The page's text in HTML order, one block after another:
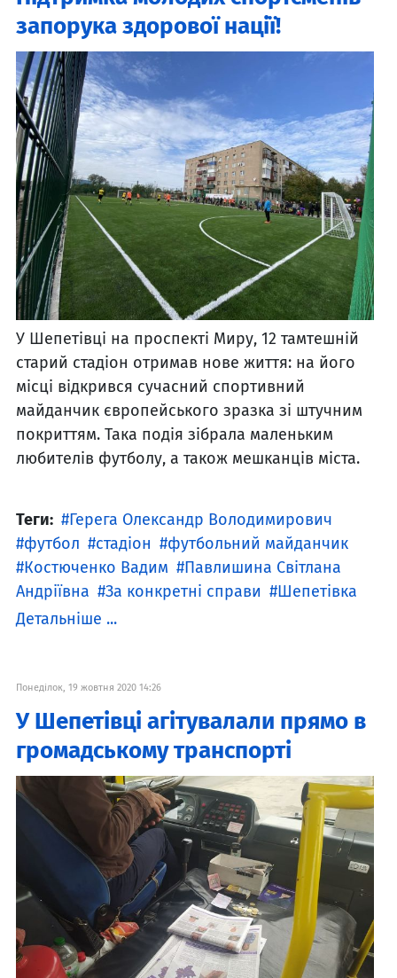
запорука здорової нації!
У Шепетівці на проспекті Миру, 12 тамтешній
старий стадіон отримав нове життя: на його
місці відкрився сучасний спортивний
майданчик європейського зразка зі штучним
покриттям. Така подія зібрала маленьким
любителів футболу, а також мешканців міста.
Теги:
Герега Олександр Володимирович
футбол
стадіон
футбольний майданчик
Костюченко Вадим
Павлишина Світлана
Андріївна
За конкретні справи
Шепетівка
Детальніше ...
Понеділок, 19 жовтня 2020 14:26
У Шепетівці агітувалали прямо в
громадському транспорті